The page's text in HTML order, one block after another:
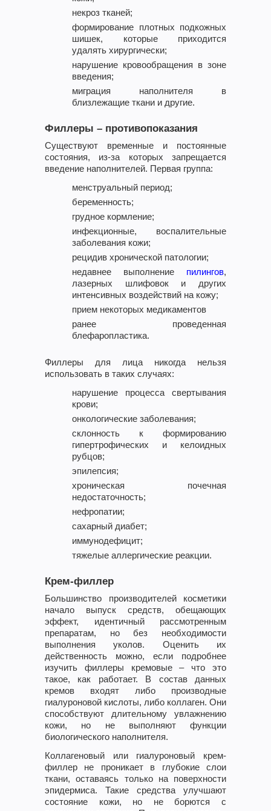
некроз тканей;
формирование плотных подкожных
шишек, которые приходится
удалять хирургически;
нарушение кровообращения в зоне
введения;
миграция наполнителя в
близлежащие ткани и другие.
Филлеры – противопоказания
Существуют временные и постоянные
состояния, из-за которых запрещается
введение наполнителей. Первая группа:
менструальный период;
беременность;
грудное кормление;
инфекционные, воспалительные
заболевания кожи;
рецидив хронической патологии;
недавнее выполнение пилингов,
лазерных шлифовок и других
интенсивных воздействий на кожу;
прием некоторых медикаментов
ранее проведенная
блефаропластика.
Филлеры для лица никогда нельзя
использовать в таких случаях:
нарушение процесса свертывания
крови;
онкологические заболевания;
склонность к формированию
гипертрофических и келоидных
рубцов;
эпилепсия;
хроническая почечная
недостаточность;
нефропатии;
сахарный диабет;
иммунодефицит;
тяжелые аллергические реакции.
Крем-филлер
Большинство производителей косметики
начало выпуск средств, обещающих
эффект, идентичный рассмотренным
препаратам, но без необходимости
выполнения уколов. Оценить их
действенность можно, если подробнее
изучить филлеры кремовые – что это
такое, как работает. В состав данных
кремов входят либо производные
гиалуроновой кислоты, либо коллаген. Они
способствуют длительному увлажнению
кожи, но не выполняют функции
биологического наполнителя.
Коллагеновый или гиалуроновый крем-
филлер не проникает в глубокие слои
ткани, оставаясь только на поверхности
эпидермиса. Такие средства улучшают
состояние кожи, но не борются с